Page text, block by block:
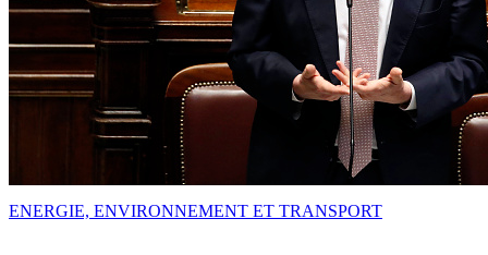
ENERGIE, ENVIRONNEMENT ET TRANSPORT